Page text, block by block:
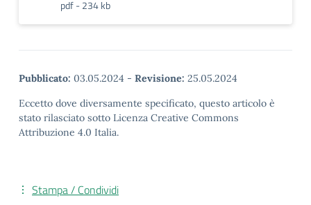
pdf - 234 kb
Pubblicato: 03.05.2024 - Revisione: 25.05.2024
Eccetto dove diversamente specificato, questo articolo è
stato rilasciato sotto Licenza Creative Commons
Attribuzione 4.0 Italia.
Stampa / Condividi